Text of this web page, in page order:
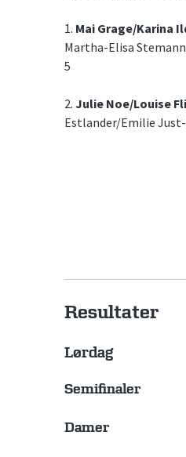
1. Mai Grage/Karina
Martha-Elisa
5
2. Julie Noe/Louise
Estlander/Emilie
Resultater
Lørdag
Semifinaler
Damer